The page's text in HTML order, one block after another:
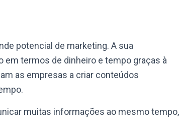
potencial de marketing. A sua
termos de dinheiro e tempo graças à
as empresas a criar conteúdos
muitas informações ao mesmo tempo,